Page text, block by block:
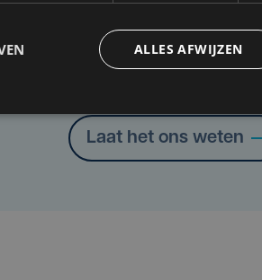
Taalfout opgemerkt?
Laat het ons weten
ALLES AFWIJZEN